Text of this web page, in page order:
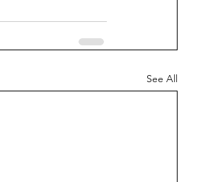
See All